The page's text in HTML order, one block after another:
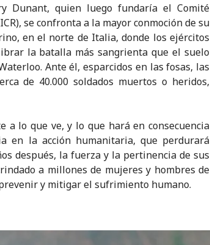
Dunant, quien luego fundaría el Comité
se confronta a la mayor conmoción de su
en el norte de Italia, donde los ejércitos
la batalla más sangrienta que el suelo
Ante él, esparcidos en las fosas, las
de 40.000 soldados muertos o heridos,
a lo que ve, y lo que hará en consecuencia
en la acción humanitaria, que perdurará
después, la fuerza y la pertinencia de sus
a millones de mujeres y hombres de
y mitigar el sufrimiento humano.